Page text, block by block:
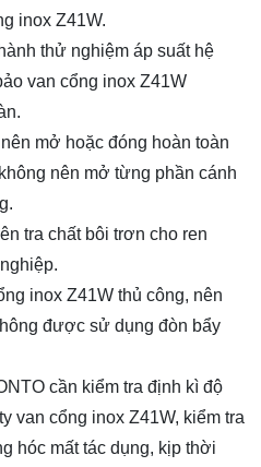
inox Z41W.
thử nghiệm áp suất hệ
van cổng inox Z41W
mở hoặc đóng hoàn toàn
nên mở từng phần cánh
tra chất bôi trơn cho ren
inox Z41W thủ công, nên
được sử dụng đòn bẩy
cần kiểm tra định kì độ
van cổng inox Z41W, kiểm tra
hóc mất tác dụng, kịp thời